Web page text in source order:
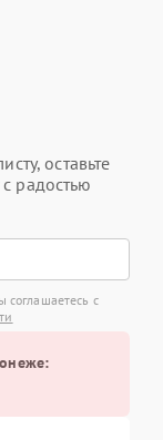
оставьте
радостью
соглашаетесь с